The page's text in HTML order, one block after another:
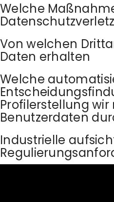
Welche
Von welchen
Daten erhalten
Welche
Profilerstellung wir
Benutzerdaten
Industrielle